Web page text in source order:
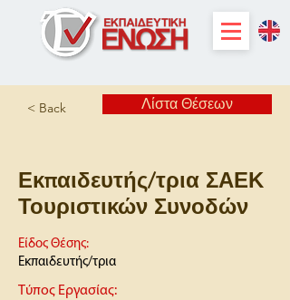
< Back Λίστα Θέσεων
Εκπαιδευτής/τρια ΣΑΕΚ
Τουριστικών Συνοδών
Είδος Θέσης:
Εκπαιδευτής/τρια
Τύπος Εργασίας: